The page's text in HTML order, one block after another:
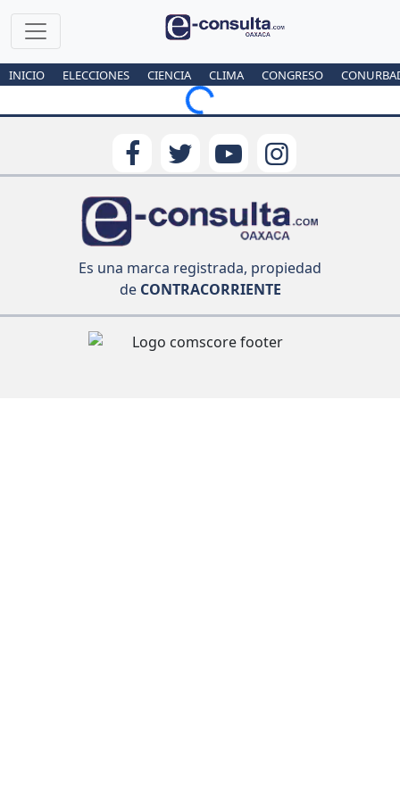
INICIO ELECCIONES CIENCIA CLIMA CONGRESO
Loading...
Es una marca registrada, propiedad
deCONTRACORRIENTE